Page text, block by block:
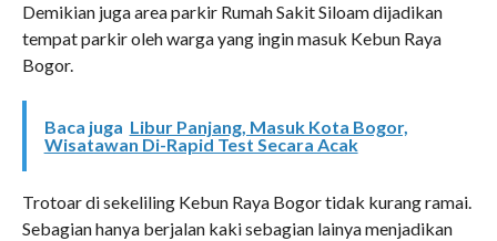
Demikian juga area parkir Rumah Sakit Siloam dijadikan
tempat parkir oleh warga yang ingin masuk Kebun Raya
Bogor.
Baca juga Libur Panjang, Masuk Kota Bogor,
Wisatawan Di-Rapid Test Secara Acak
Trotoar di sekeliling Kebun Raya Bogor tidak kurang ramai.
Sebagian hanya berjalan kaki sebagian lainya menjadikan